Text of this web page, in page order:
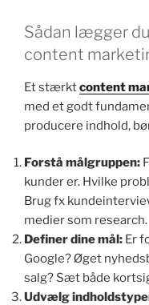
Sådan lægger
content
Et stærktcontent
med et godt
producere indhold,
Forstå målgruppen:
kunder er. Hvilke
Brug fx
medier som research.
Definer dine mål: Er
Google? Øget
salg? Sæt både
Udvælg